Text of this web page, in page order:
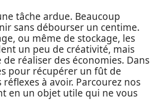
tâche ardue. Beaucoup
sans débourser un centime.
ou même de stockage, les
un peu de créativité, mais
réaliser des économies. Dans
pour récupérer un fût de
à avoir. Parcourez nos
en un objet utile qui ne vous